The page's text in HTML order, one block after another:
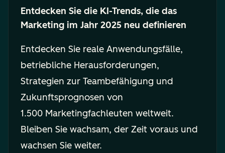
Entdecken Sie die KI-Trends, die das
Marketing im Jahr 2025 neu definieren
Entdecken Sie reale Anwendungsfälle,
betriebliche Herausforderungen,
Strategien zur Teambefähigung und
Zukunftsprognosen von
1.500 Marketingfachleuten weltweit.
Bleiben Sie wachsam, der Zeit voraus und
wachsen Sie weiter.